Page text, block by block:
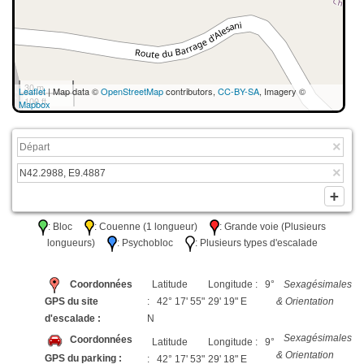
30 m
100 ft
Leaflet| Map data ©OpenStreetMapcontributors, CC-BY-SA, Imagery ©
Mapbox
: Bloc : Couenne (1 longueur)
: Grande voie (Plusieurs
longueurs)
: Psychobloc : Plusieurs types d'escalade
Coordonnées
GPS du site
d'escalade :
Latitude
: 42° 17' 55"
N
Longitude : 9°
29' 19" E
Sexagésimales
& Orientation
Coordonnées
GPS du parking :
Latitude
: 42° 17' 53"
Longitude : 9°
29' 18" E
Sexagésimales
& Orientation